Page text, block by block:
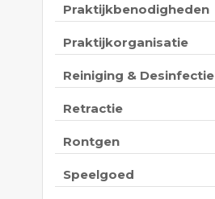
Praktijkbenodigheden
Praktijkorganisatie
Reiniging & Desinfectie
Retractie
Rontgen
Speelgoed